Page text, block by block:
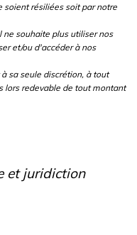
soient résiliées soit par notre
ne souhaite plus utiliser nos
et/ou d'accéder à nos
sa seule discrétion, à tout
lors redevable de tout montant
et juridiction